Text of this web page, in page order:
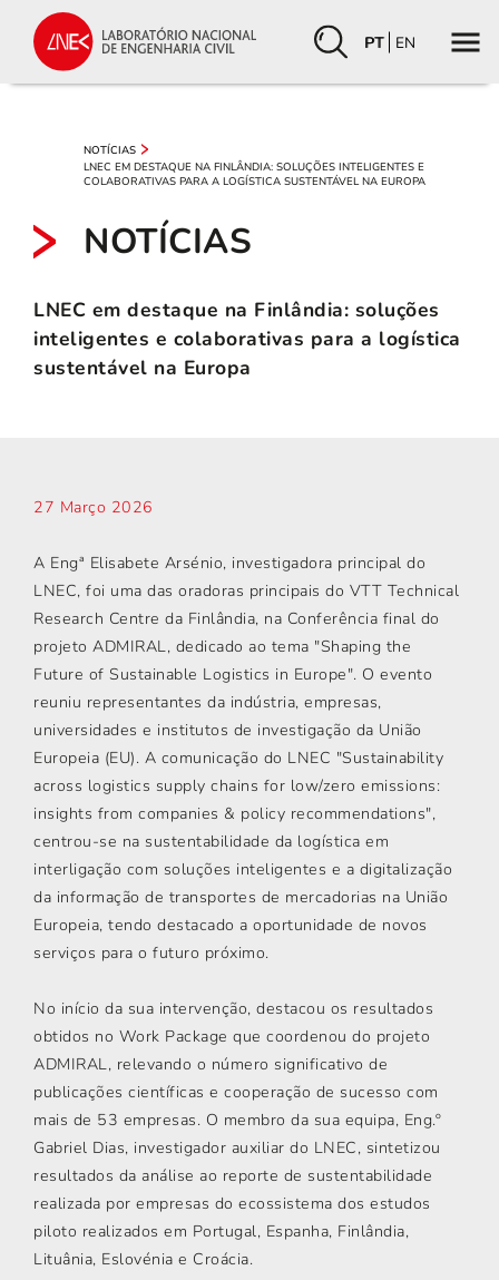
PT EN
NOTÍCIAS
LNEC EM DESTAQUE NA FINLÂNDIA: SOLUÇÕES INTELIGENTES E
COLABORATIVAS PARA A LOGÍSTICA SUSTENTÁVEL NA EUROPA
NOTÍCIAS
LNEC em destaque na Finlândia: soluções
inteligentes e colaborativas para a logística
sustentável na Europa
27 Março 2026
A Engª Elisabete Arsénio, investigadora principal do
LNEC, foi uma das oradoras principais do VTT Technical
Research Centre da Finlândia, na Conferência final do
projeto ADMIRAL, dedicado ao tema "Shaping the
Future of Sustainable Logistics in Europe". O evento
reuniu representantes da indústria, empresas,
universidades e institutos de investigação da União
Europeia (EU). A comunicação do LNEC "Sustainability
across logistics supply chains for low/zero emissions:
insights from companies & policy recommendations",
centrou-se na sustentabilidade da logística em
interligação com soluções inteligentes e a digitalização
da informação de transportes de mercadorias na União
Europeia, tendo destacado a oportunidade de novos
serviços para o futuro próximo.
No início da sua intervenção, destacou os resultados
obtidos no Work Package que coordenou do projeto
ADMIRAL, relevando o número significativo de
publicações científicas e cooperação de sucesso com
mais de 53 empresas. O membro da sua equipa, Eng.º
Gabriel Dias, investigador auxiliar do LNEC, sintetizou
resultados da análise ao reporte de sustentabilidade
realizada por empresas do ecossistema dos estudos
piloto realizados em Portugal, Espanha, Finlândia,
Lituânia, Eslovénia e Croácia.